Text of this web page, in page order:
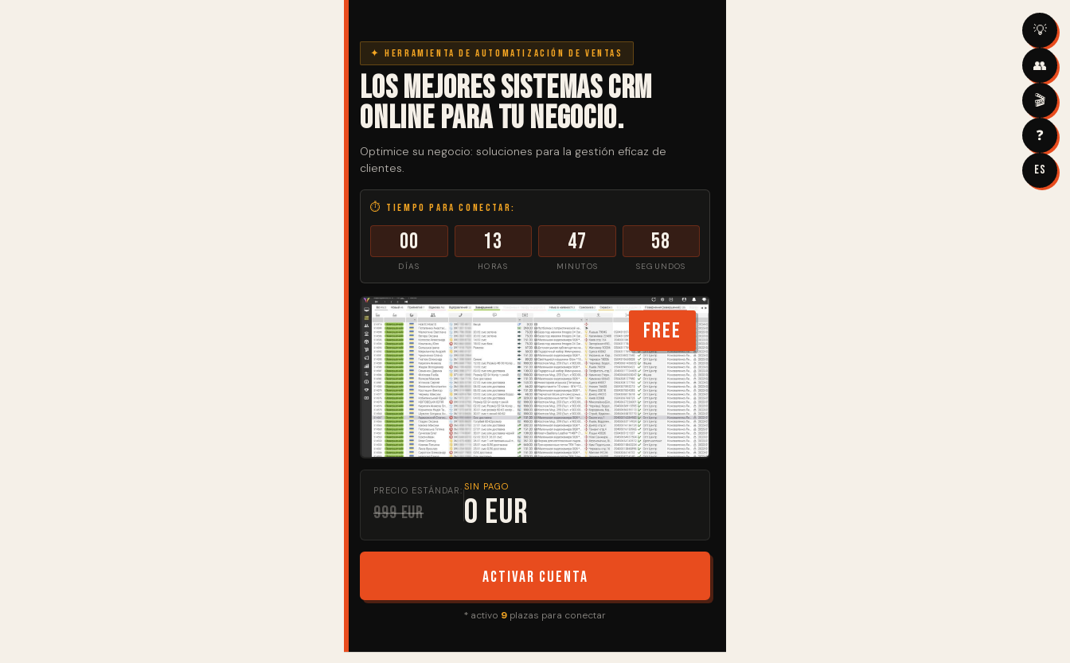
💡
👥
🎬
❓
ES
✦ Herramienta de automatización de ventas
Los mejores sistemas CRM
online para tu negocio.
Optimice su negocio: soluciones para la gestión eficaz de
clientes.
⏱ Tiempo para conectar:
00
DÍAS
13
HORAS
47
MINUTOS
57
SEGUNDOS
FREE
PRECIO ESTÁNDAR:
999 EUR
SIN PAGO
0 EUR
Activar cuenta
* activo 9 plazas para conectar